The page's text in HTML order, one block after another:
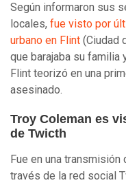
Según informaron sus
locales, fue visto por
urbano en Flint (Ciudad
que barajaba su familia
Flint teorizó en una
asesinado.
Troy Coleman es
de Twicth
Fue en una transmisión
través de la red social